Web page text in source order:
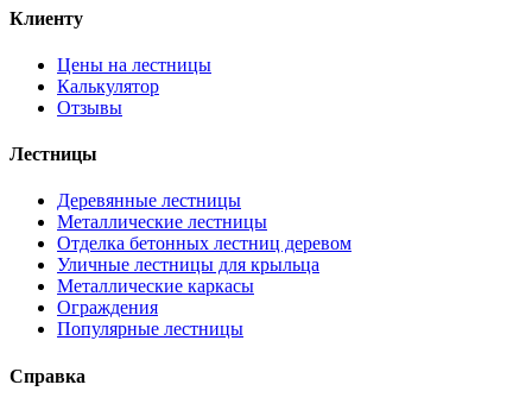
Клиенту
Цены на лестницы
Калькулятор
Отзывы
Лестницы
Деревянные лестницы
Металлические лестницы
Отделка бетонных лестниц деревом
Уличные лестницы для крыльца
Металлические каркасы
Ограждения
Популярные лестницы
Справка